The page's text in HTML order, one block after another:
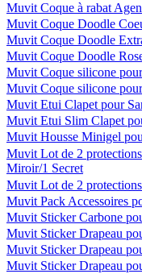
Muvit Coque à rabat
Muvit Coque Doodle
Muvit Coque Doodle
Muvit Coque Doodle
Muvit Coque silicone
Muvit Coque silicone
Muvit Etui Clapet pour
Muvit Etui Slim Clapet
Muvit Housse Minigel
Muvit Lot de 2
Miroir/1 Secret
Muvit Lot de 2
Muvit Pack Accessoires
Muvit Sticker Carbone
Muvit Sticker Drapeau
Muvit Sticker Drapeau
Muvit Sticker Drapeau